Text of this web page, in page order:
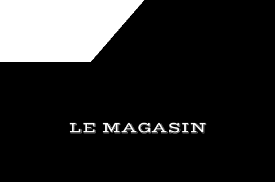
LE MAGASIN